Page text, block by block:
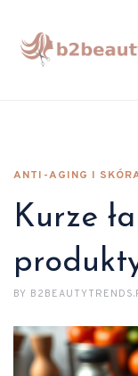
ANTI-AGING I
Kurze
BY